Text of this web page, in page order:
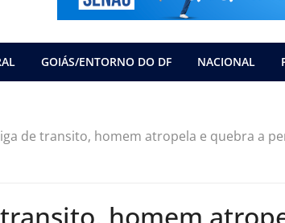
GOIÁS/ENTORNO DO DF NACIONAL
de transito, homem atropela e quebra a